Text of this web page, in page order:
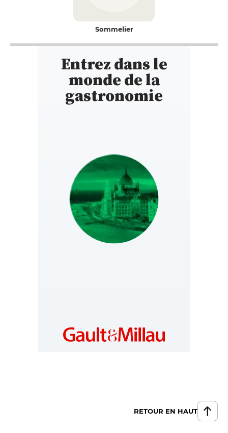
Sommelier
Entrez dans le
monde de la
gastronomie
RETOUR EN HAUT